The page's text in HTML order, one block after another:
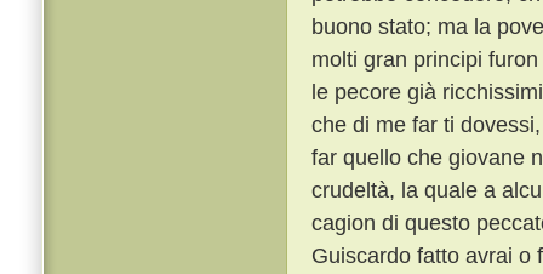
buono stato; ma la
molti gran principi
le pecore già
che di me far ti
far quello che giovane
crudeltà, la quale a
cagion di questo
Guiscardo fatto avrai o